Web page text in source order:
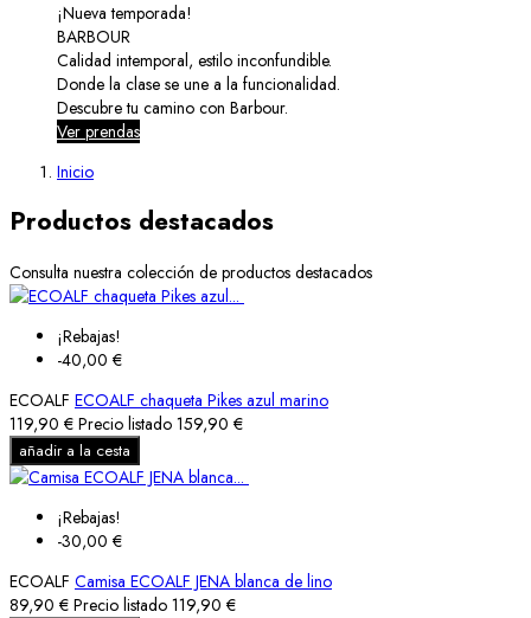
¡Nueva temporada!
BARBOUR
Calidad intemporal, estilo inconfundible.
Donde la clase se une a la funcionalidad.
Descubre tu camino con Barbour.
Ver prendas
Inicio
Productos destacados
Consulta nuestra colección de productos destacados
¡Rebajas!
-40,00 €
ECOALF ECOALF chaqueta Pikes azul marino
119,90 € Precio listado 159,90 €
añadir a la cesta
¡Rebajas!
-30,00 €
ECOALF Camisa ECOALF JENA blanca de lino
89,90 € Precio listado 119,90 €